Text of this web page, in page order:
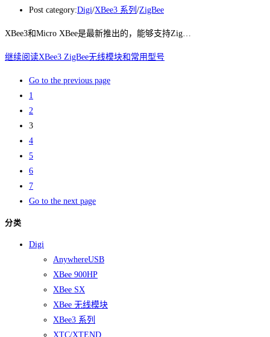
Post category:Digi/XBee3 系列 /ZigBee
XBee3和Micro XBee是最新推出的，能够支持Zig…
继续阅读XBee3 ZigBee无线模块和常用型号
Go to the previous page
1
2
3
4
5
6
7
Go to the next page
分类
Digi
AnywhereUSB
XBee 900HP
XBee SX
XBee 无线模块
XBee3 系列
XTC/XTEND